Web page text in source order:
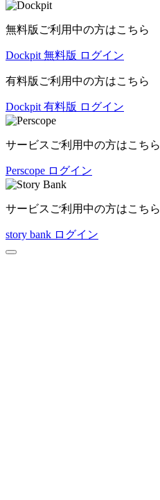
無料版ご利用中の方はこちら
Dockpit 無料版 ログイン
有料版ご利用中の方はこちら
Dockpit 有料版 ログイン
サービスご利用中の方はこちら
Perscope ログイン
サービスご利用中の方はこちら
story bank ログイン